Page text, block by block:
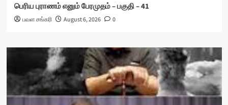
பெரிய புராணம் எனும் பேரமுதம் – பகுதி – 41
பவள சங்கரி August 6, 2026 0